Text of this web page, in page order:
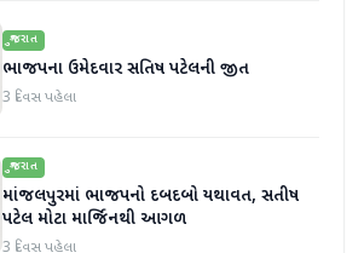
ગુજરાત
ભાજપના ઉમેદવાર સતિષ પટેલની જીત
3 દિવસ પહેલા
ગુજરાત
માંજલપુરમાં ભાજપનો દબદબો યથાવત, સતીષ
પટેલ મોટા માર્જિનથી આગળ
3 દિવસ પહેલા